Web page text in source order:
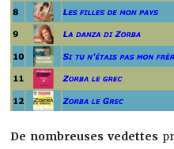
De nombreuses vedettes